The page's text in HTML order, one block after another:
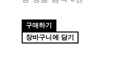
구매하기
장바구니에 담기